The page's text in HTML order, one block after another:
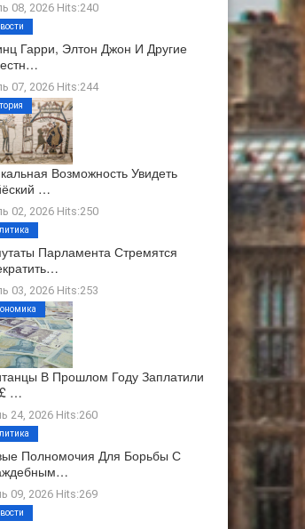
08, 2026 Hits:240
Гарри, Элтон Джон И Другие
07, 2026 Hits:244
Возможность Увидеть
…
02, 2026 Hits:250
Парламента Стремятся
03, 2026 Hits:253
В Прошлом Году Заплатили
…
24, 2026 Hits:260
Полномочия Для Борьбы С
09, 2026 Hits:269